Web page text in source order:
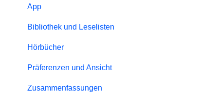
Kostenloses Probeabo
#NextGenLeaders - Angebot für Studenten
Zahlungen und Rechnungen
Wissen schenken
App
Bibliothek und Leselisten
Hörbücher
Präferenzen und Ansicht
Zusammenfassungen